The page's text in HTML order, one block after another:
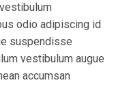
odio adipiscing id
suspendisse
vestibulum augue
accumsan